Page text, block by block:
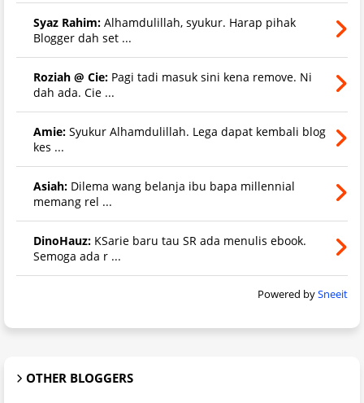
Syaz Rahim: Alhamdulillah, syukur. Harap pihak
Blogger dah set ...
Roziah @ Cie: Pagi tadi masuk sini kena remove. Ni
dah ada. Cie ...
Amie: Syukur Alhamdulillah. Lega dapat kembali blog
kes ...
Asiah: Dilema wang belanja ibu bapa millennial
memang rel ...
DinoHauz: KSarie baru tau SR ada menulis ebook.
Semoga ada r ...
Powered bySneeit
OTHER BLOGGERS